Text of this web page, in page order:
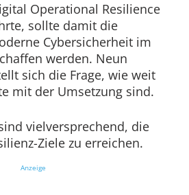
Operational Resilience
sollte damit die
Cybersicherheit im
werden. Neun
sich die Frage, wie weit
mit der Umsetzung sind.
vielversprechend, die
Ziele zu erreichen.
Anzeige